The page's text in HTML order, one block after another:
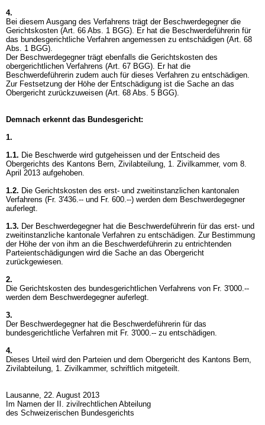
4.
Bei diesem Ausgang des Verfahrens trägt der Beschwerdegegner die
Gerichtskosten (Art. 66 Abs. 1 BGG). Er hat die Beschwerdeführerin für
das bundesgerichtliche Verfahren angemessen zu entschädigen (Art. 68
Abs. 1 BGG).
Der Beschwerdegegner trägt ebenfalls die Gerichtskosten des
obergerichtlichen Verfahrens (Art. 67 BGG). Er hat die
Beschwerdeführerin zudem auch für dieses Verfahren zu entschädigen.
Zur Festsetzung der Höhe der Entschädigung ist die Sache an das
Obergericht zurückzuweisen (Art. 68 Abs. 5 BGG).
Demnach erkennt das Bundesgericht:
1.
1.1. Die Beschwerde wird gutgeheissen und der Entscheid des
Obergerichts des Kantons Bern, Zivilabteilung, 1. Zivilkammer, vom 8.
April 2013 aufgehoben.
1.2. Die Gerichtskosten des erst- und zweitinstanzlichen kantonalen
Verfahrens (Fr. 3'436.-- und Fr. 600.--) werden dem Beschwerdegegner
auferlegt.
1.3. Der Beschwerdegegner hat die Beschwerdeführerin für das erst- und
zweitinstanzliche kantonale Verfahren zu entschädigen. Zur Bestimmung
der Höhe der von ihm an die Beschwerdeführerin zu entrichtenden
Parteientschädigungen wird die Sache an das Obergericht
zurückgewiesen.
2.
Die Gerichtskosten des bundesgerichtlichen Verfahrens von Fr. 3'000.--
werden dem Beschwerdegegner auferlegt.
3.
Der Beschwerdegegner hat die Beschwerdeführerin für das
bundesgerichtliche Verfahren mit Fr. 3'000.-- zu entschädigen.
4.
Dieses Urteil wird den Parteien und dem Obergericht des Kantons Bern,
Zivilabteilung, 1. Zivilkammer, schriftlich mitgeteilt.
Lausanne, 22. August 2013
Im Namen der II. zivilrechtlichen Abteilung
des Schweizerischen Bundesgerichts